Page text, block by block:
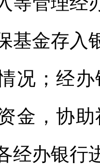
基金存入
况；经
金，协
经办银行